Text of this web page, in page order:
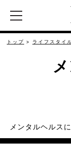
トップ ライフスタイ
メンタルヘルス